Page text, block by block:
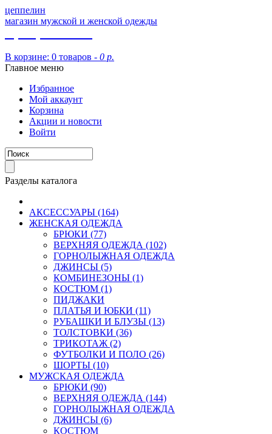
цеппелин
магазин мужской и женской одежды
В корзине: 0 товаров - 0 р.
Главное меню
Избранное
Мой аккаунт
Корзина
Акции и новости
Войти
Разделы каталога
АКСЕССУАРЫ (164)
ЖЕНСКАЯ ОДЕЖДА
БРЮКИ (77)
ВЕРХНЯЯ ОДЕЖДА (102)
ГОРНОЛЫЖНАЯ ОДЕЖДА
ДЖИНСЫ (5)
КОМБИНЕЗОНЫ (1)
КОСТЮМ (1)
ПИДЖАКИ
ПЛАТЬЯ И ЮБКИ (11)
РУБАШКИ И БЛУЗЫ (13)
ТОЛСТОВКИ (36)
ТРИКОТАЖ (2)
ФУТБОЛКИ И ПОЛО (26)
ШОРТЫ (10)
МУЖСКАЯ ОДЕЖДА
БРЮКИ (90)
ВЕРХНЯЯ ОДЕЖДА (144)
ГОРНОЛЫЖНАЯ ОДЕЖДА
ДЖИНСЫ (6)
КОСТЮМ